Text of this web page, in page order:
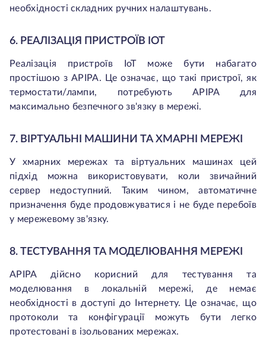
необхідності складних ручних налаштувань.
6. РЕАЛІЗАЦІЯ ПРИСТРОЇВ IOT
Реалізація пристроїв IoT може бути набагато
простішою з APIPA. Це означає, що такі пристрої, як
термостати/лампи, потребують APIPA для
максимально безпечного зв'язку в мережі.
7. ВІРТУАЛЬНІ МАШИНИ ТА ХМАРНІ МЕРЕЖІ
У хмарних мережах та віртуальних машинах цей
підхід можна використовувати, коли звичайний
сервер недоступний. Таким чином, автоматичне
призначення буде продовжуватися і не буде перебоїв
у мережевому зв'язку.
8. ТЕСТУВАННЯ ТА МОДЕЛЮВАННЯ МЕРЕЖІ
APIPA дійсно корисний для тестування та
моделювання в локальній мережі, де немає
необхідності в доступі до Інтернету. Це означає, що
протоколи та конфігурації можуть бути легко
протестовані в ізольованих мережах.